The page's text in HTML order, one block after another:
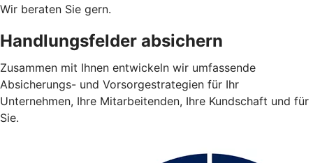
Wir beraten Sie gern.
Handlungsfelder absichern
Zusammen mit Ihnen entwickeln wir umfassende
Absicherungs- und Vorsorgestrategien für Ihr
Unternehmen, Ihre Mitarbeitenden, Ihre Kundschaft und für
Sie.